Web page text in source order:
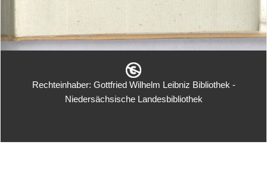
Rechteinhaber: Gottfried Wilhelm Leibniz Bibliothek -
Niedersächsische Landesbibliothek